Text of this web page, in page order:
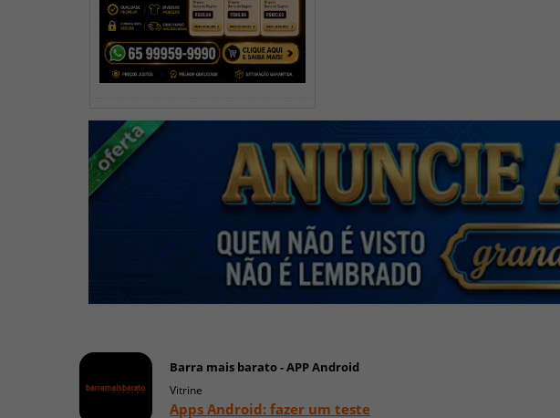
Barra mais barato - APP Android
Vitrine
Apps Android: fazer um teste